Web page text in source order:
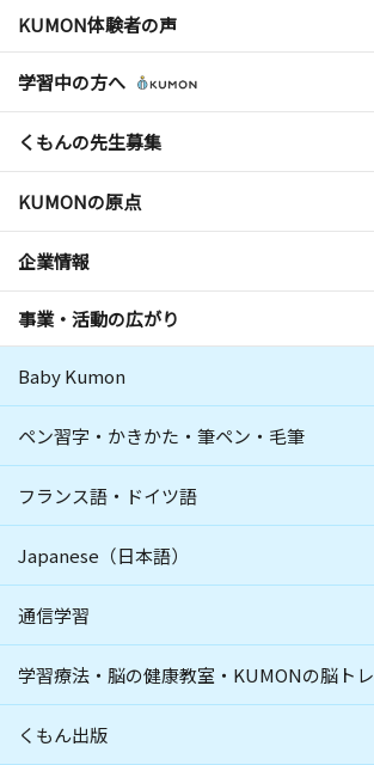
KUMON体験者の声
学習中の方へ
くもんの先生募集
KUMONの原点
企業情報
事業・活動の広がり
Baby Kumon
ペン習字・かきかた・筆ペン・毛筆
フランス語・ドイツ語
Japanese（日本語）
通信学習
学習療法・脳の健康教室・KUMONの脳トレ
くもん出版